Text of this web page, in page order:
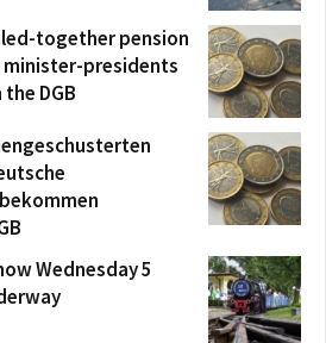
together pension
minister-presidents
DGB
Wednesday 5